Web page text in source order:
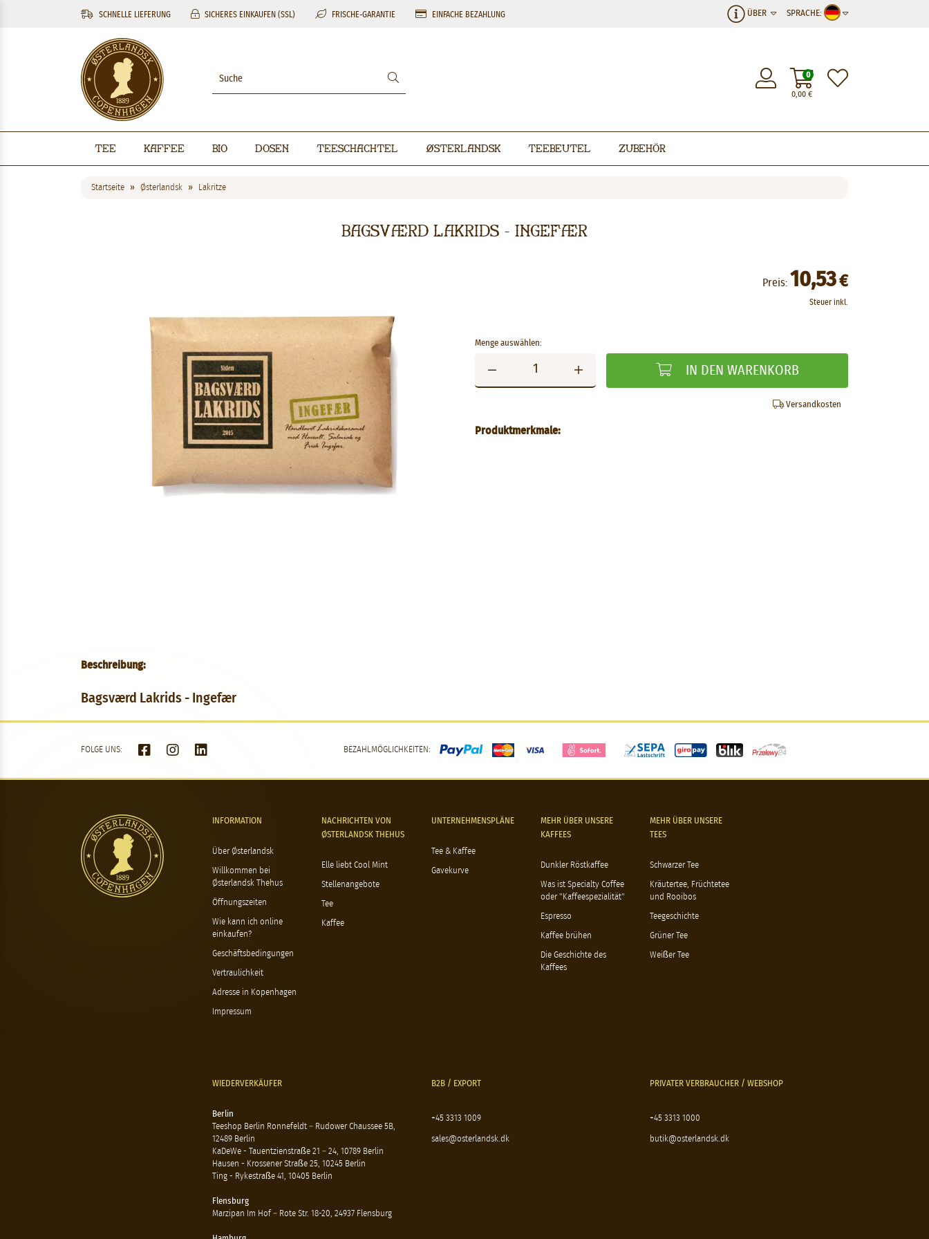
SCHNELLE LIEFERUNG SICHERES EINKAUFEN (SSL) FRISCHE-GARANTIE EINFACHE BEZAHLUNG SPRACHE:
ÜBER
0,00€
0
Tee Kaffee BIO Dosen Teeschachtel Østerlandsk Teebeutel Zubehör
Startseite Østerlandsk Lakritze
Bagsværd Lakrids - Ingefær
Preis: 10,53€
Steuer inkl.
Menge auswählen:
IN DEN WARENKORB
Versandkosten
Produktmerkmale:
Beschreibung:
Bagsværd Lakrids - Ingefær
FOLGE UNS: BEZAHLMÖGLICHKEITEN:
INFORMATION
Über Østerlandsk
Willkommen bei
Østerlandsk Thehus
Öffnungszeiten
Wie kann ich online
einkaufen?
Geschäftsbedingungen
Vertraulichkeit
Adresse in Kopenhagen
Impressum
NACHRICHTEN VON
ØSTERLANDSK THEHUS
Elle liebt Cool Mint
Stellenangebote
Tee
Kaffee
UNTERNEHMENSPLÄNE
Tee & Kaffee
Gavekurve
MEHR ÜBER UNSERE
KAFFEES
Dunkler Röstkaffee
Was ist Specialty Coffee
oder "Kaffeespezialität"
Espresso
Kaffee brühen
Die Geschichte des
Kaffees
MEHR ÜBER UNSERE
TEES
Schwarzer Tee
Kräutertee, Früchtetee
und Rooibos
Teegeschichte
Grüner Tee
Weißer Tee
WIEDERVERKÄUFER
Berlin
Teeshop Berlin Ronnefeldt – Rudower Chaussee 5B,
12489 Berlin
KaDeWe - Tauentzienstraße 21 – 24, 10789 Berlin
Hausen - Krossener Straße 25, 10245 Berlin
Ting - Rykestraße 41, 10405 Berlin
Flensburg
Marzipan Im Hof – Rote Str. 18-20, 24937 Flensburg
B2B / EXPORT
+45 3313 1009
sales@osterlandsk.dk
PRIVATER VERBRAUCHER / WEBSHOP
+45 3313 1000
butik@osterlandsk.dk